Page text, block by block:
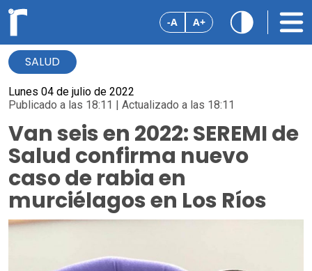
-A A+
SALUD
Lunes 04 de julio de 2022
Publicado a las 18:11 | Actualizado a las 18:11
Van seis en 2022: SEREMI de
Salud confirma nuevo
caso de rabia en
murciélagos en Los Ríos